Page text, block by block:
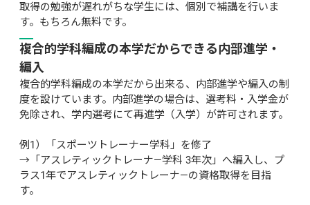
取得の勉強が遅れがちな学生には、個別で補講を行いま
す。もちろん無料です。
複合的学科編成の本学だからできる内部進学・
編入
複合的学科編成の本学だから出来る、内部進学や編入の制
度を設けています。内部進学の場合は、選考料・入学金が
免除され、学内選考にて再進学（入学）が許可されます。
例1）「スポーツトレーナー学科」を修了
→「アスレティックトレーナ―学科 3年次」へ編入し、プ
ラス1年でアスレティックトレーナ―の資格取得を目指
す。